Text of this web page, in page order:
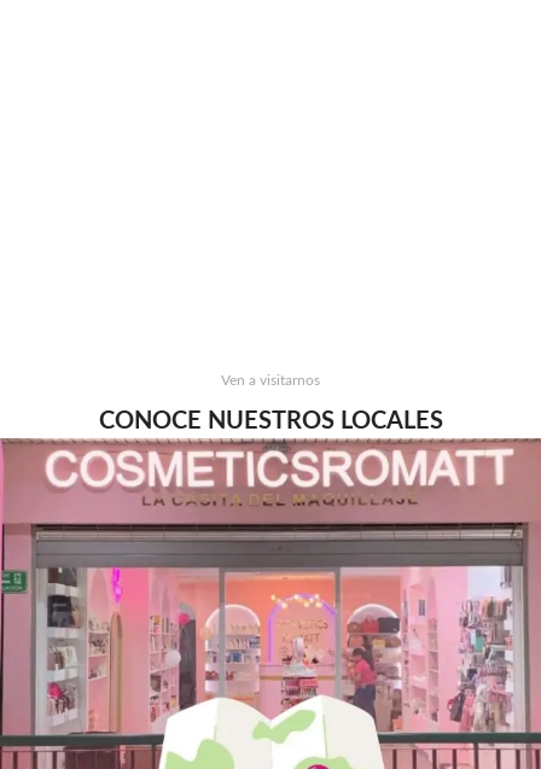
Ven a visitarnos
CONOCE NUESTROS LOCALES